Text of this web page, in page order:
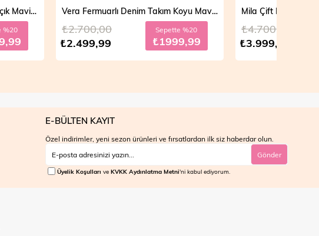
Vera Fermuarlı Denim Takım Koyu Mavi 19298
Sepette %20
₺1999,99
Mila Çift Düğmeli Kot Trençkot Açık Mavi 19290
₺3.999,99
₺4.700,00 Sepette %30
₺2799,99
E-BÜLTEN KAYIT
Özel indirimler, yeni sezon ürünleri ve fırsatlardan ilk siz haberdar olun.
Gönder
Üyelik Koşulları ve KVKK Aydınlatma Metni'ni kabul ediyorum.